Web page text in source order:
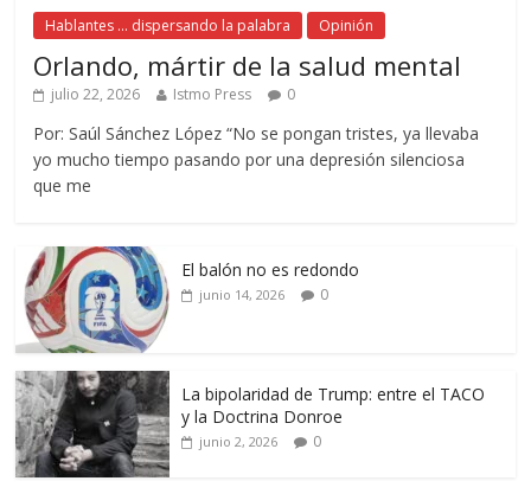
Hablantes ... dispersando la palabra Opinión
Orlando, mártir de la salud mental
julio 22, 2026 Istmo Press 0
Por: Saúl Sánchez López “No se pongan tristes, ya llevaba
yo mucho tiempo pasando por una depresión silenciosa
que me
El balón no es redondo
junio 14, 2026 0
La bipolaridad de Trump: entre el TACO
y la Doctrina Donroe
junio 2, 2026 0